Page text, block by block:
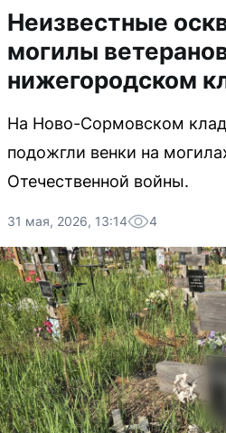
Неизвестные
могилы
нижегородском
На Ново-Сормовском
подожгли венки на
Отечественной войны.
31 мая, 2026, 13:14 4